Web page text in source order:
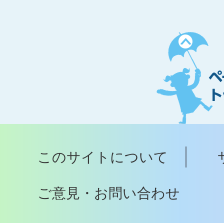
ペ
ー
ジ
ト
ッ
へ
このサイトについて
ご意見・お問い合わせ